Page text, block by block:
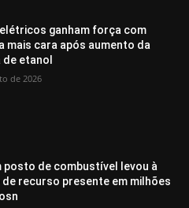
ganham força com
mais cara após aumento da
etanol
de 2026
posto de combustível levou à
recurso presente em milhões